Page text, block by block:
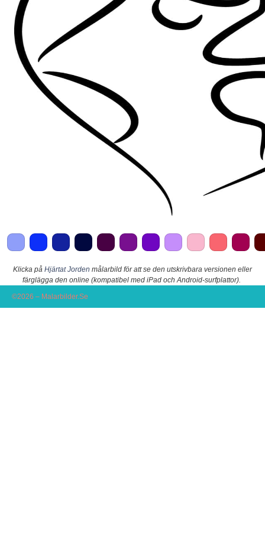
Klicka på Hjärtat Jorden målarbild för att se den utskrivbara versionen eller
färglägga den online (kompatibel med iPad och Android-surfplattor).
©2026 – Malarbilder.Se